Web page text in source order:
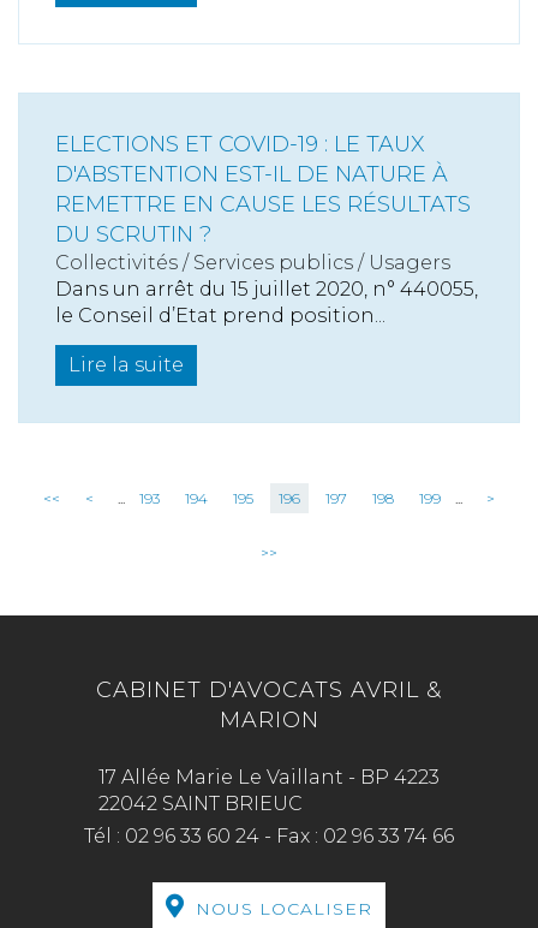
ELECTIONS ET COVID-19 : LE TAUX
D'ABSTENTION EST-IL DE NATURE À
REMETTRE EN CAUSE LES RÉSULTATS
DU SCRUTIN ?
Collectivités / Services publics / Usagers
Dans un arrêt du 15 juillet 2020, n° 440055,
le Conseil d’Etat prend position...
Lire la suite
<< < ... 193 194 195 196 197 198 199 ... >
>>
CABINET D'AVOCATS AVRIL &
MARION
17 Allée Marie Le Vaillant - BP 4223
22042 SAINT BRIEUC
Tél : 02 96 33 60 24 - Fax : 02 96 33 74 66
NOUS LOCALISER